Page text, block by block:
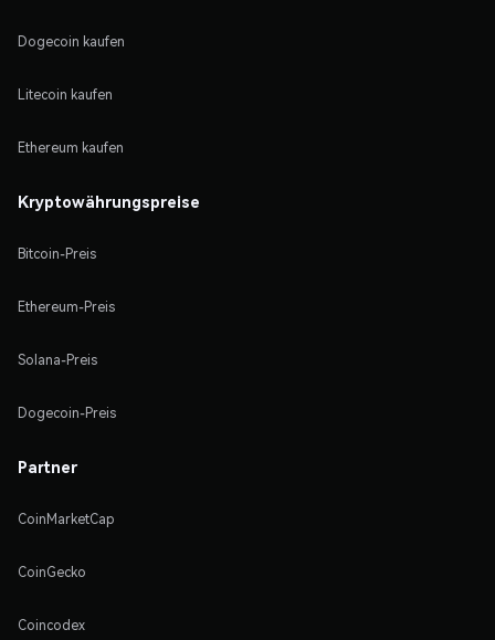
Dogecoin kaufen
Litecoin kaufen
Ethereum kaufen
Kryptowährungspreise
Bitcoin-Preis
Ethereum-Preis
Solana-Preis
Dogecoin-Preis
Partner
CoinMarketCap
CoinGecko
Coincodex